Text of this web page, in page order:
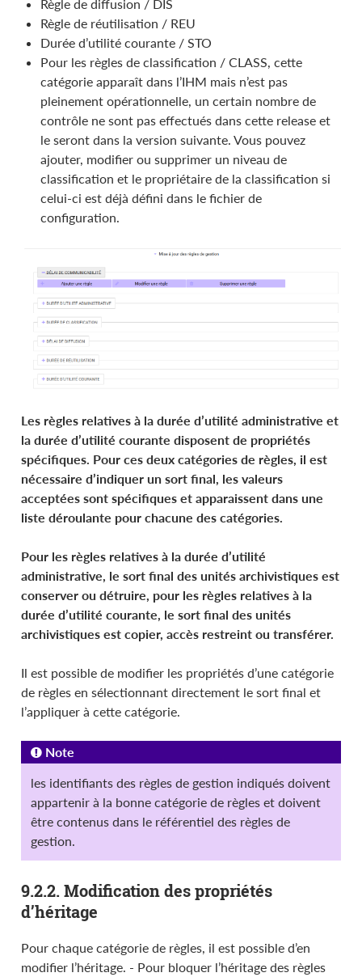
Règle de diffusion / DIS
Règle de réutilisation / REU
Durée d’utilité courante / STO
Pour les règles de classification / CLASS, cette
catégorie apparaît dans l’IHM mais n’est pas
pleinement opérationnelle, un certain nombre de
contrôle ne sont pas effectués dans cette release et
le seront dans la version suivante. Vous pouvez
ajouter, modifier ou supprimer un niveau de
classification et le propriétaire de la classification si
celui-ci est déjà défini dans le fichier de
configuration.
Les règles relatives à la durée d’utilité administrative et
la durée d’utilité courante disposent de propriétés
spécifiques. Pour ces deux catégories de règles, il est
nécessaire d’indiquer un sort final, les valeurs
acceptées sont spécifiques et apparaissent dans une
liste déroulante pour chacune des catégories.
Pour les règles relatives à la durée d’utilité
administrative, le sort final des unités archivistiques est
conserver ou détruire, pour les règles relatives à la
durée d’utilité courante, le sort final des unités
archivistiques est copier, accès restreint ou transférer.
Il est possible de modifier les propriétés d’une catégorie
de règles en sélectionnant directement le sort final et
l’appliquer à cette catégorie.
Note
les identifiants des règles de gestion indiqués doivent
appartenir à la bonne catégorie de règles et doivent
être contenus dans le référentiel des règles de
gestion.
9.2.2. Modification des propriétés
d’héritage
Pour chaque catégorie de règles, il est possible d’en
modifier l’héritage. - Pour bloquer l’héritage des règles